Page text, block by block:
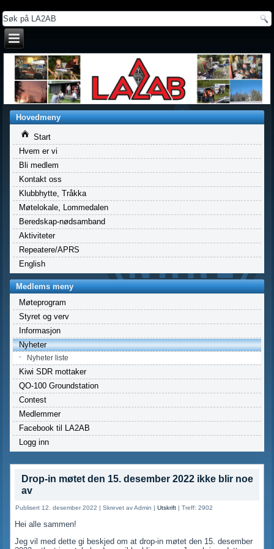
Hovedmeny
Start
Hvem er vi
Bli medlem
Kontakt oss
Klubbhytte, Tråkka
Møtelokale, Lommedalen
Beredskap-nødsamband
Aktiviteter
Repeatere/APRS
English
Medlems meny
Møteprogram
Styret og verv
Informasjon
Nyheter
Nyheter liste
Kiwi SDR mottaker
QO-100 Groundstation
Contest
Medlemmer
Facebook til LA2AB
Logg inn
Drop-in møtet den 15. desember 2022 ikke blir noe
av
Publisert 12. desember 2022 |Skrevet av Admin |Utskrift |Treff: 2902
Hei alle sammen!
Jeg vil med dette gi beskjed om at drop-in møtet den 15. desember